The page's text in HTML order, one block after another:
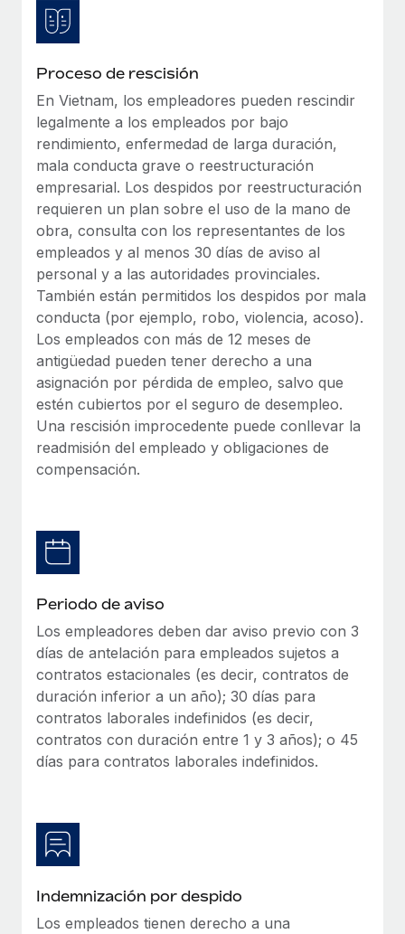
SERVICIOS
Obtén ayuda de gente experta en RR. HH. globales
y cumplimiento normativo.
Comprobaciones de antecedentes
Simplifica los procesos de cribado de candidatos.
Cumplimiento normativo
Adelántate a los riesgos de cumplimiento
normativo.
Gestión de dispositivos
Proporciona dispositivos tecnológicos y contrólalos
en todo el mundo.
Apertura de entidades
Abre entidades conforme a la legalidad enseguida.
Movilidad y reubicación
Reubica a los empleados con facilidad.
complicaciones.
Consultoría de integraciones y automatización con IA.
CASOS PRÁCTICOS
Obtén ayuda
Nómina global
Contractor Management
Impuestos
Explora el blog
Novedades de producto de Remote:
Integraciones con Gusto y Xero y Contractor
Management Plus
La misión de Remote sigue siendo ayudar a empresas de
todos los tamaños a contratar, gestionar y...
Pento se convierte en un empleador equitativo
Gestionar las nóminas internamente es complicado. Tardas
semanas en hacerlo manualmente y, al mes...
Más información
Proceso de rescisión
En Vietnam, los empleadores pueden rescindir
legalmente a los empleados por bajo
rendimiento, enfermedad de larga duración,
mala conducta grave o reestructuración
empresarial. Los despidos por reestructuración
requieren un plan sobre el uso de la mano de
obra, consulta con los representantes de los
empleados y al menos 30 días de aviso al
personal y a las autoridades provinciales.
También están permitidos los despidos por mala
conducta (por ejemplo, robo, violencia, acoso).
Los empleados con más de 12 meses de
antigüedad pueden tener derecho a una
asignación por pérdida de empleo, salvo que
estén cubiertos por el seguro de desempleo.
Una rescisión improcedente puede conllevar la
readmisión del empleado y obligaciones de
compensación.
Periodo de aviso
Los empleadores deben dar aviso previo con 3
días de antelación para empleados sujetos a
contratos estacionales (es decir, contratos de
duración inferior a un año); 30 días para
contratos laborales indefinidos (es decir,
contratos con duración entre 1 y 3 años); o 45
días para contratos laborales indefinidos.
Indemnización por despido
Los empleados tienen derecho a una